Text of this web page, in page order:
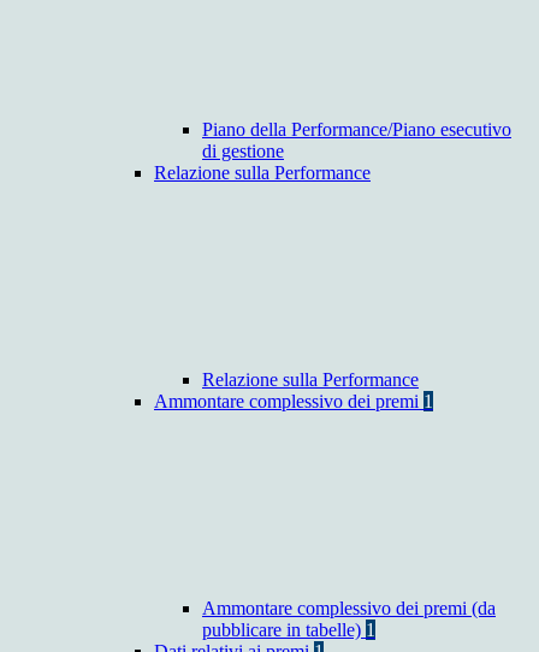
Piano della Performance/Piano esecutivo
di gestione
Relazione sulla Performance
Relazione sulla Performance
Ammontare complessivo dei premi 1
Ammontare complessivo dei premi (da
pubblicare in tabelle) 1